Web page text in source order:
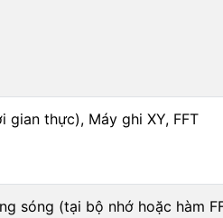
thực), Máy ghi XY, FFT
sóng (tại bộ nhớ hoặc hàm